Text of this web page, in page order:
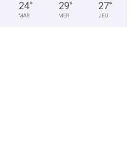
24°
MAR
29°
MER
27°
JEU